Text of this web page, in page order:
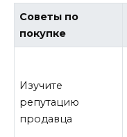
Советы по
покупке
Изучите
репутацию
продавца